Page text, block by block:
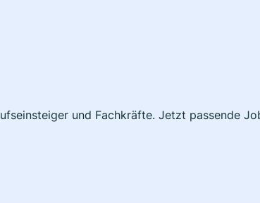
und Fachkräfte. Jetzt passende